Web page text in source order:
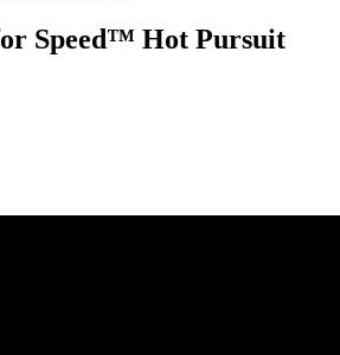
Speed™ Hot Pursuit